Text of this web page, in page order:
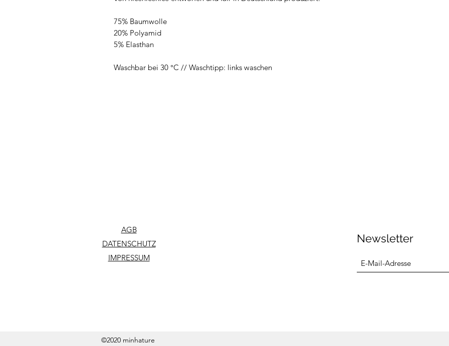
75% Baumwolle
20% Polyamid
5% Elasthan
Waschbar bei 30 °C // Waschtipp: links waschen
AGB
DATENSCHUTZ
IMPRESSUM
Newsletter
©2020 minhature